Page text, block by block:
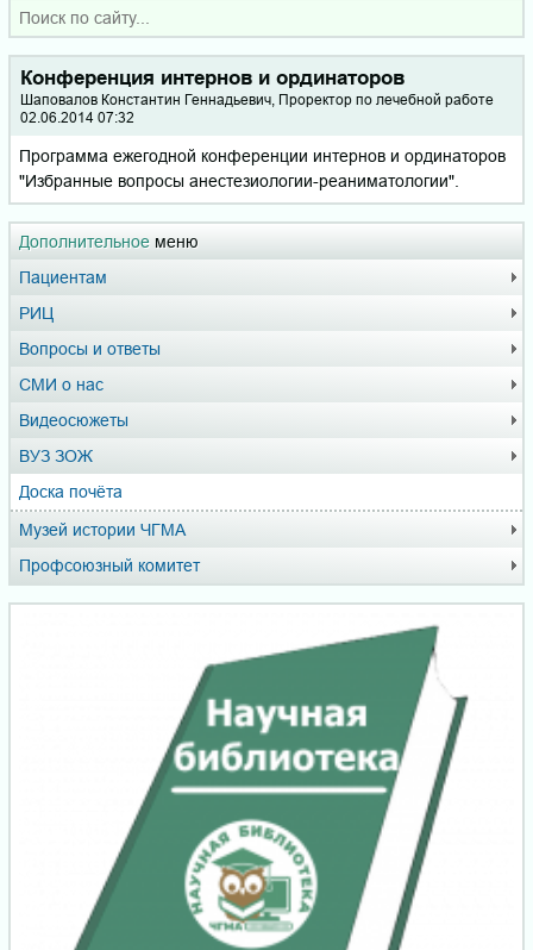
Дополнительное меню
Пациентам
РИЦ
Вопросы и ответы
СМИ о нас
Видеосюжеты
ВУЗ ЗОЖ
Доска почёта
Музей истории ЧГМА
Профсоюзный комитет
Конференция интернов и ординаторов
Шаповалов Константин Геннадьевич, Проректор по лечебной работе
02.06.2014 07:32
Программа ежегодной конференции интернов и ординаторов
"Избранные вопросы анестезиологии-реаниматологии".